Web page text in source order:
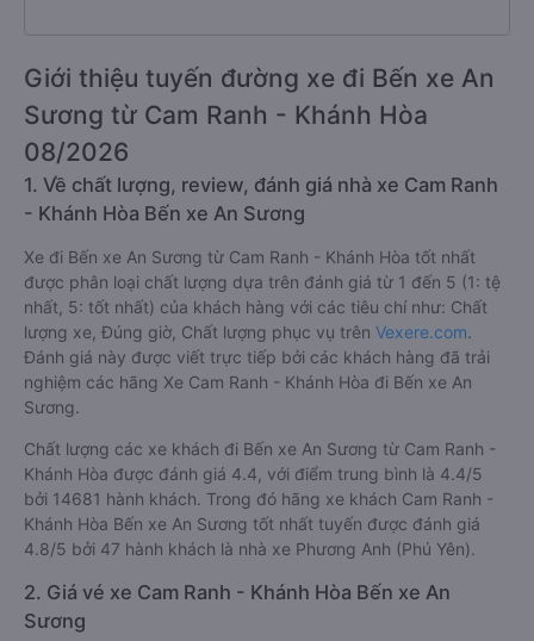
Giới thiệu tuyến đường xe đi Bến xe An
Sương từ Cam Ranh - Khánh Hòa
08/2026
1. Về chất lượng, review, đánh giá nhà xe Cam Ranh
- Khánh Hòa Bến xe An Sương
Xe đi Bến xe An Sương từ Cam Ranh - Khánh Hòa tốt nhất
được phân loại chất lượng dựa trên đánh giá từ 1 đến 5 (1: tệ
nhất, 5: tốt nhất) của khách hàng với các tiêu chí như: Chất
lượng xe, Đúng giờ, Chất lượng phục vụ trên Vexere.com.
Đánh giá này được viết trực tiếp bởi các khách hàng đã trải
nghiệm các hãng Xe Cam Ranh - Khánh Hòa đi Bến xe An
Sương.
Chất lượng các xe khách đi Bến xe An Sương từ Cam Ranh -
Khánh Hòa được đánh giá 4.4, với điểm trung bình là 4.4/5
bởi 14681 hành khách. Trong đó hãng xe khách Cam Ranh -
Khánh Hòa Bến xe An Sương tốt nhất tuyến được đánh giá
4.8/5 bởi 47 hành khách là nhà xe Phương Anh (Phú Yên).
2. Giá vé xe Cam Ranh - Khánh Hòa Bến xe An
Sương